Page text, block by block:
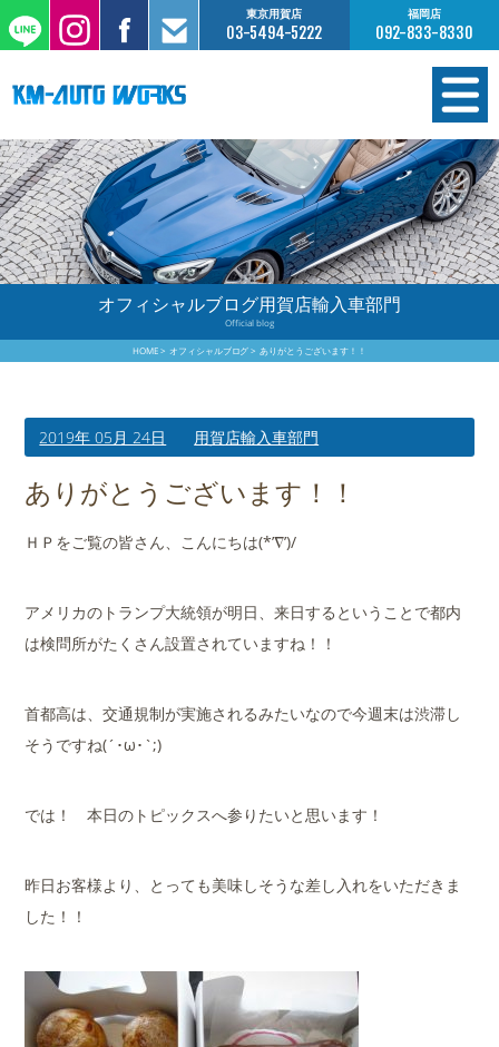
東京用賀店
03-5494-5222
福岡店
092-833-8330
在庫情報
オーダー販売
工場サービス
保証について
買取査定のご案内
店舗案内
会社概要
オフィシャルブログ用賀店輸入車部門
Official blog
HOME オフィシャルブログ ありがとうございます！！
2019年 05月 24日 用賀店輸入車部門
ありがとうございます！！
ＨＰをご覧の皆さん、こんにちは(*’∇’)/
アメリカのトランプ大統領が明日、来日するということで都内
は検問所がたくさん設置されていますね！！
首都高は、交通規制が実施されるみたいなので今週末は渋滞し
そうですね(´･ω･`;)
では！ 本日のトピックスへ参りたいと思います！
昨日お客様より、とっても美味しそうな差し入れをいただきま
した！！